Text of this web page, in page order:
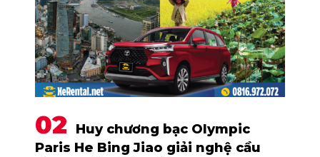
Huy chương bạc Olympic
Paris He Bing Jiao giải nghệ cầu